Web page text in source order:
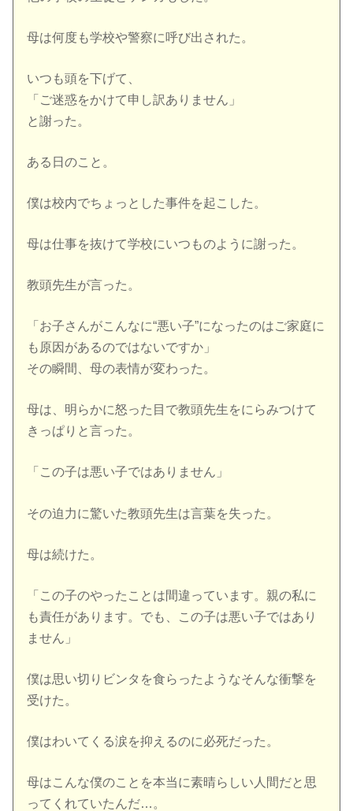
母は何度も学校や警察に呼び出された。
いつも頭を下げて、
「ご迷惑をかけて申し訳ありません」
と謝った。
ある日のこと。
僕は校内でちょっとした事件を起こした。
母は仕事を抜けて学校にいつものように謝った。
教頭先生が言った。
「お子さんがこんなに“悪い子”になったのはご家庭に
も原因があるのではないですか」
その瞬間、母の表情が変わった。
母は、明らかに怒った目で教頭先生をにらみつけて
きっぱりと言った。
「この子は悪い子ではありません」
その迫力に驚いた教頭先生は言葉を失った。
母は続けた。
「この子のやったことは間違っています。親の私に
も責任があります。でも、この子は悪い子ではあり
ません」
僕は思い切りビンタを食らったようなそんな衝撃を
受けた。
僕はわいてくる涙を抑えるのに必死だった。
母はこんな僕のことを本当に素晴らしい人間だと思
ってくれていたんだ…。